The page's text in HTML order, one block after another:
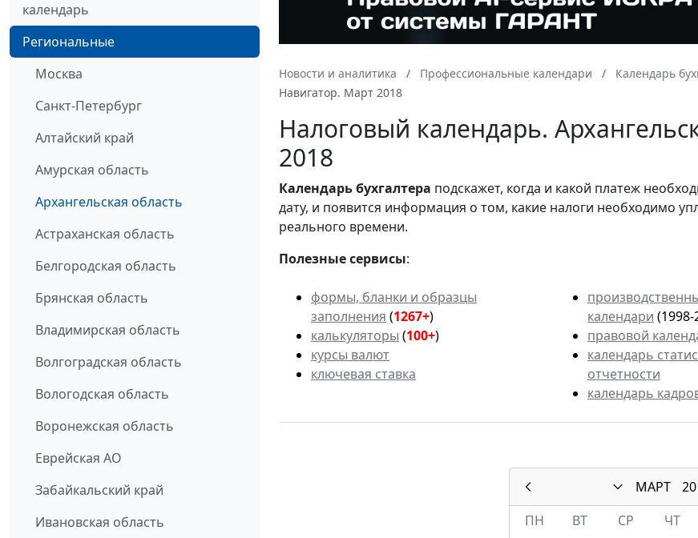
календарь
Региональные
Москва
Санкт-Петербург
Алтайский край
Амурская область
Архангельская область
Астраханская область
Белгородская область
Брянская область
Владимирская область
Волгоградская область
Вологодская область
Воронежская область
Еврейская АО
Забайкальский край
Ивановская область
Новости и аналитика Профессиональные календари Календарь
Навигатор. Март 2018
Налоговый календарь.
2018
Календарьбухгалтера подскажет, когда и какой платеж
дату, и появится информация о том, какие налоги необходимо
реального времени.
Полезные сервисы:
формы, бланки и образцы
заполнения (1267+)
калькуляторы (100+)
курсы валют
ключевая ставка
календари (1998-
правовой
календарь
отчетности
календарь
МАРТ
ПН
ВТ СР ЧТ